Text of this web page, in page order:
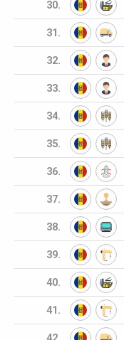
30.
31.
32.
33.
34.
35.
36.
37.
38.
39.
40.
41.